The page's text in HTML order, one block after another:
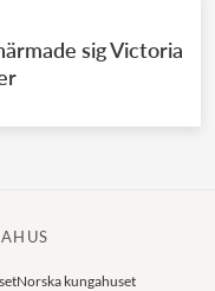
sig Victoria
Norska kungahuset